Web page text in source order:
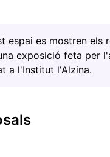
espai es mostren
exposició feta per
a l'Institut l'Alzina.